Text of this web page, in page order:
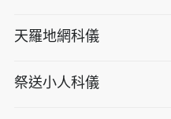
天羅地網科儀
祭送小人科儀